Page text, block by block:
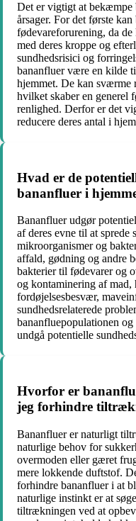
Det er vigtigt at bekæmpe
årsager. For det første
fødevareforurening, da
med deres kroppe og
sundhedsrisici og
bananfluer være en kilde
hjemmet. De kan sværme
hvilket skaber en generel
renlighed. Derfor er det
reducere deres antal i
Hvad er de
bananfluer i
Bananfluer udgør
af deres evne til at sprede
mikroorganismer og
affald, gødning og andre
bakterier til fødevarer og
og kontaminering af mad,
fordøjelsesbesvær,
sundhedsrelaterede
bananfluepopulationen
undgå potentielle
Hvorfor er
jeg forhindre
Bananfluer er naturligt
naturlige behov for
overmoden eller gæret
mere lokkende duftstof.
forhindre bananfluer i at
naturlige instinkt er at
tiltrækningen ved at